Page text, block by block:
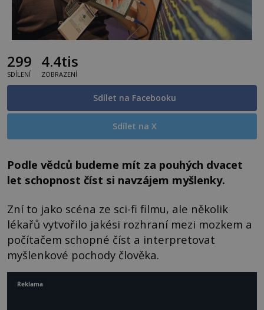
299
SDÍLENÍ
4.4tis
ZOBRAZENÍ
Sdílet na Facebooku
Sdílet na X
Podle vědců budeme mít za pouhých dvacet
let schopnost číst si navzájem myšlenky.
Zní to jako scéna ze sci-fi filmu, ale několik
lékařů vytvořilo jakési rozhraní mezi mozkem a
počítačem schopné číst a interpretovat
myšlenkové pochody člověka.
Reklama